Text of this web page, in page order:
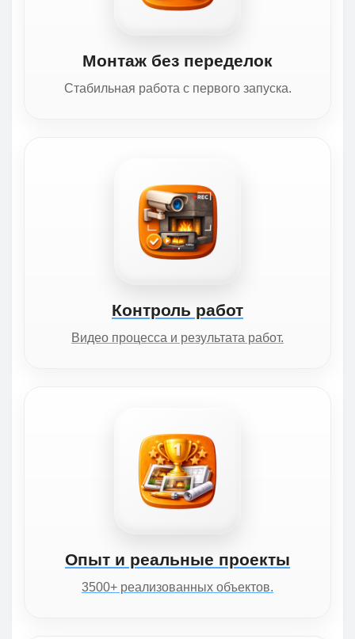
Монтаж без переделок
Стабильная работа с первого запуска.
Контроль работ
Видео процесса и результата работ.
Опыт и реальные проекты
3500+ реализованных объектов.